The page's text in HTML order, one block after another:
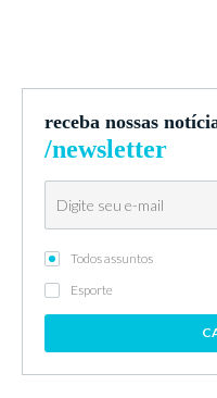
receba nossas
/newsletter
Todos assuntos
Esporte